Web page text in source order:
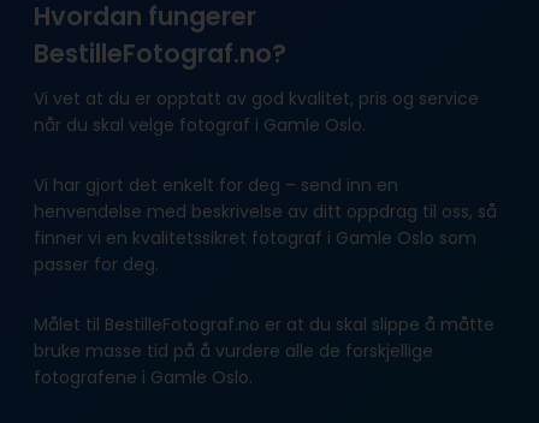
Hvordan fungerer
BestilleFotograf.no?
Vi vet at du er opptatt av god kvalitet, pris og service
når du skal velge fotograf i Gamle Oslo.
Vi har gjort det enkelt for deg – send inn en
henvendelse med beskrivelse av ditt oppdrag til oss, så
finner vi en kvalitetssikret fotograf i Gamle Oslo som
passer for deg.
Målet til BestilleFotograf.no er at du skal slippe å måtte
bruke masse tid på å vurdere alle de forskjellige
fotografene i Gamle Oslo.